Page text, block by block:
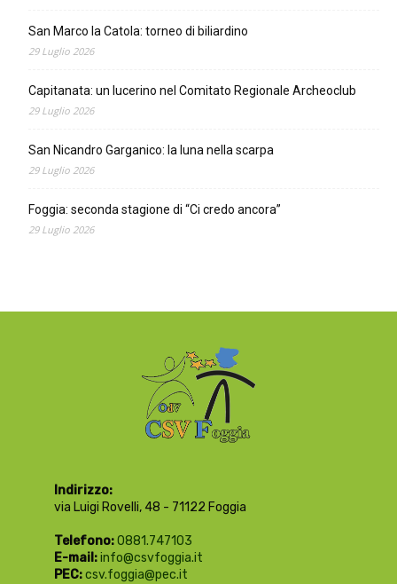
San Marco la Catola: torneo di biliardino
29 Luglio 2026
Capitanata: un lucerino nel Comitato Regionale Archeoclub
29 Luglio 2026
San Nicandro Garganico: la luna nella scarpa
29 Luglio 2026
Foggia: seconda stagione di “Ci credo ancora”
29 Luglio 2026
Indirizzo:
via Luigi Rovelli, 48 - 71122 Foggia
Telefono:0881.747103
E-mail:info@csvfoggia.it
PEC:csv.foggia@pec.it